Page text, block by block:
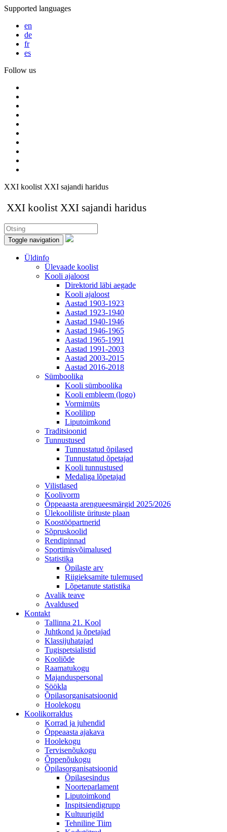
Supported languages
en
de
fr
es
Follow us
XXI koolist XXI sajandi haridus
XXI koolist XXI sajandi haridus
Toggle navigation
Üldinfo
Ülevaade koolist
Kooli ajaloost
Direktorid läbi aegade
Kooli ajaloost
Aastad 1903-1923
Aastad 1923-1940
Aastad 1940-1946
Aastad 1946-1965
Aastad 1965-1991
Aastad 1991-2003
Aastad 2003-2015
Aastad 2016-2018
Sümboolika
Kooli sümboolika
Kooli embleem (logo)
Vormimüts
Koolilipp
Liputoimkond
Traditsioonid
Tunnustused
Tunnustatud õpilased
Tunnustatud õpetajad
Kooli tunnustused
Medaliga lõpetajad
Vilistlased
Koolivorm
Õppeaasta arengueesmärgid 2025/2026
Ülekooliliste ürituste plaan
Koostööpartnerid
Sõpruskoolid
Rendipinnad
Sportimisvõimalused
Statistika
Õpilaste arv
Riigieksamite tulemused
Lõpetanute statistika
Avalik teave
Avaldused
Kontakt
Tallinna 21. Kool
Juhtkond ja õpetajad
Klassijuhatajad
Tugispetsialistid
Kooliõde
Raamatukogu
Majanduspersonal
Söökla
Õpilasorganisatsioonid
Hoolekogu
Koolikorraldus
Korrad ja juhendid
Õppeaasta ajakava
Hoolekogu
Tervisenõukogu
Õppenõukogu
Õpilasorganisatsioonid
Õpilasesindus
Noorteparlament
Liputoimkond
Inspitsiendigrupp
Kultuurigild
Tehniline Tiim